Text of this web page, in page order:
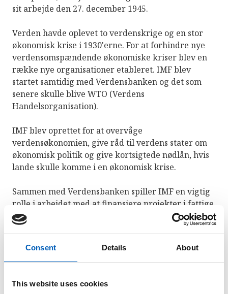
Consent Details About
This website uses cookies
sit arbejde den 27. december 1945.
Verden havde oplevet to verdenskrige og en stor
økonomisk krise i 1930'erne. For at forhindre nye
verdensomspændende økonomiske kriser blev en
række nye organisationer etableret. IMF blev
startet samtidig med Verdensbanken og det som
senere skulle blive WTO (Verdens
Handelsorganisation).
IMF blev oprettet for at overvåge
verdensøkonomien, give råd til verdens stater om
økonomisk politik og give kortsigtede nødlån, hvis
lande skulle komme i en økonomisk krise.
Sammen med Verdensbanken spiller IMF en vigtig
rolle i arbejdet med at finansiere projekter i fattige
lande og til at bidrage til positiv økonomisk
udvikling i det trængte land. En af forskellene
langsigtede og store økonomiske og politiske mål,
mens Verdensbanken i større grad fokuserer på